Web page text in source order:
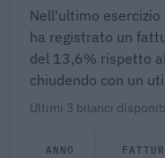
Nell'ultimo esercizio
ha registrato un
del 13,6% rispetto
chiudendo con un
Ultimi 3 bilanci
ANNO